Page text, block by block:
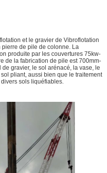
et le gravier de Vibroflotation
de pile de colonne. La
produite par les couvertures 75kw-
de la fabrication de pile est 700mm-
gravier, le sol arénacé, la vase, le
pliant, aussi bien que le traitement
sols liquéfiables.